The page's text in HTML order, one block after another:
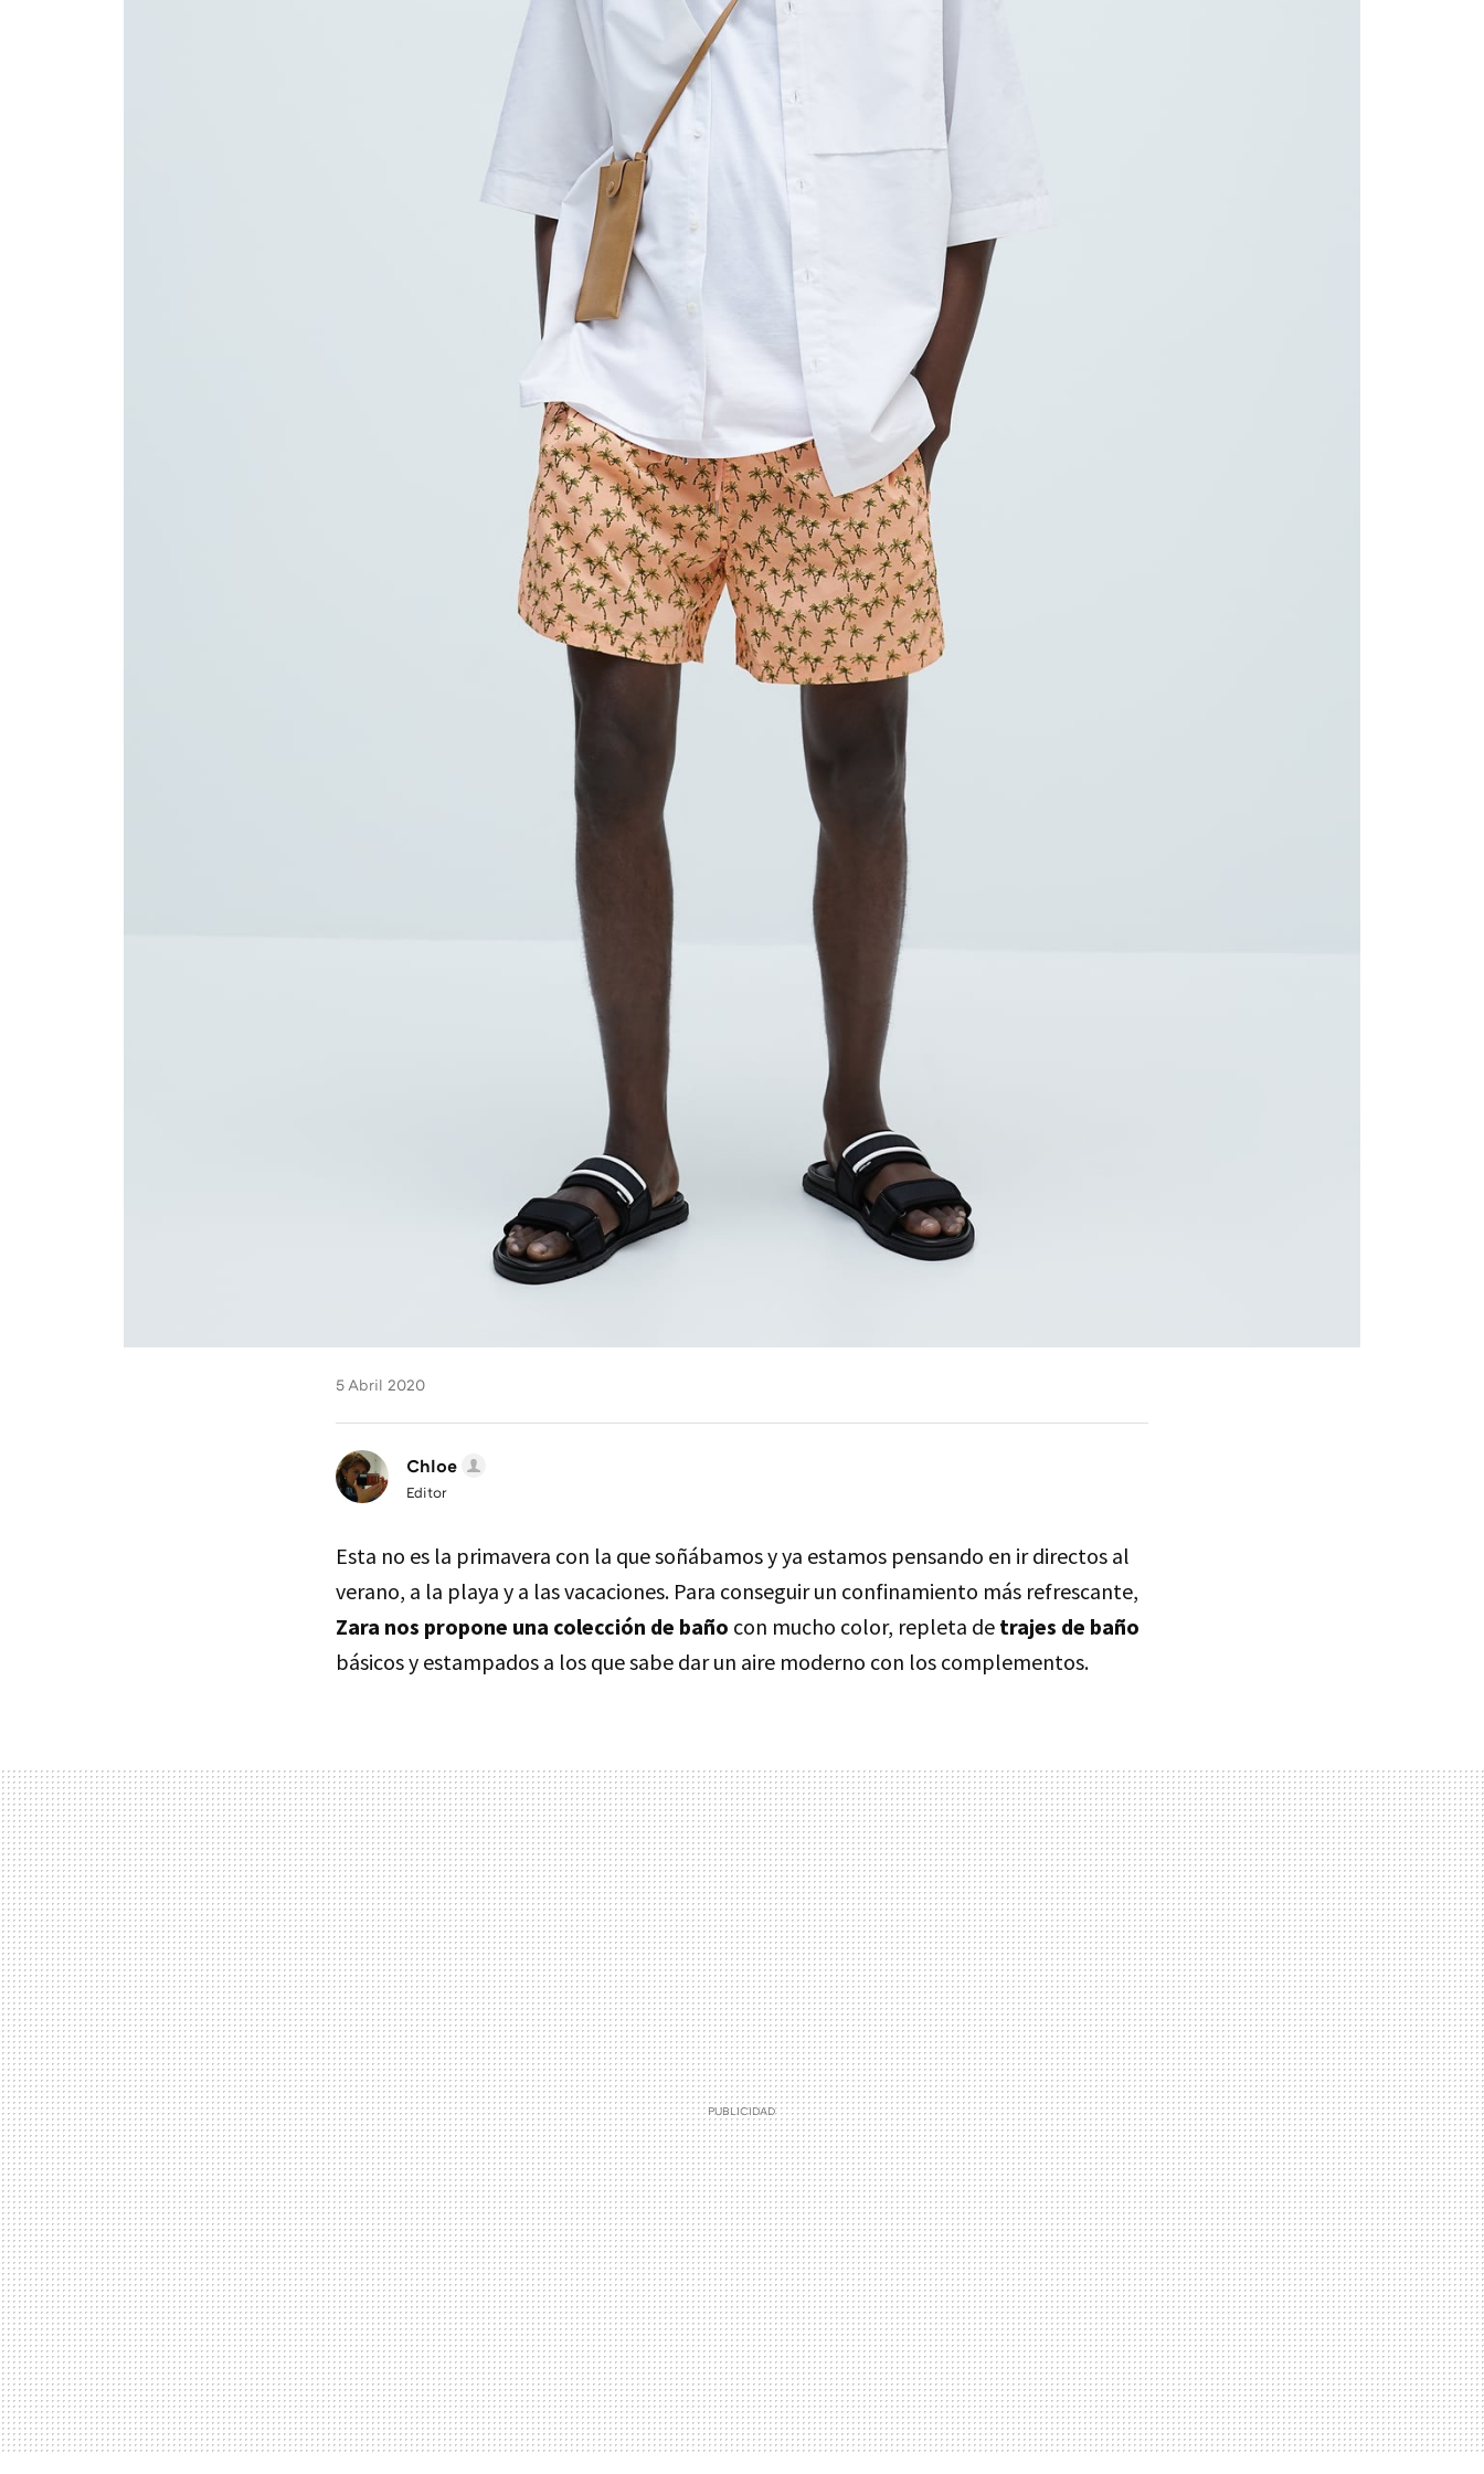
5 Abril 2020
Chloe
Editor
Esta no es la primavera con la que soñábamos y ya estamos pensando en ir directos al
verano, a la playa y a las vacaciones. Para conseguir un confinamiento más refrescante,
Zara nos propone una colección de baño con mucho color, repleta de trajes de baño
básicos y estampados a los que sabe dar un aire moderno con los complementos.